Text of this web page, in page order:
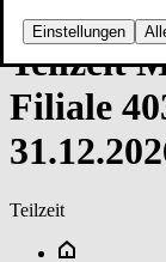
Einstellungen
Teil­zeit
­Fi­lia­le
Teilzeit